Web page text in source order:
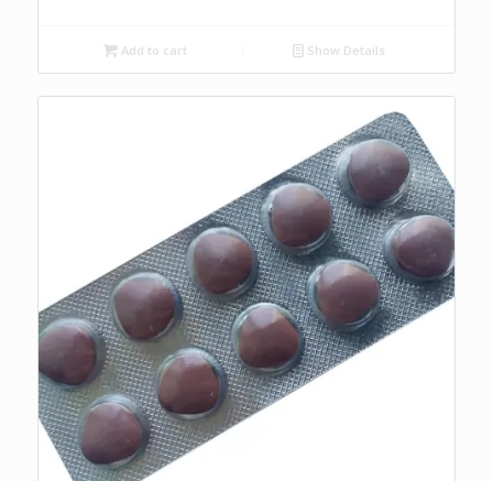
Add to cart Show Details